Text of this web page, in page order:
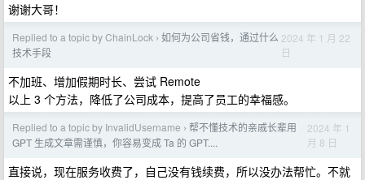
谢谢大哥！
Replied to a topic by ChainLock › 如何为公司省钱，通过什么
技术手段
2024 年 1 月 22
日
不加班、增加假期时长、尝试 Remote
以上 3 个方法，降低了公司成本，提高了员工的幸福感。
Replied to a topic by InvalidUsername › 帮不懂技术的亲戚长辈用
GPT 生成文章需谨慎，你容易变成 Ta 的 GPT....
2024 年 1
月 8 日
直接说，现在服务收费了，自己没有钱续费，所以没办法帮忙。不就